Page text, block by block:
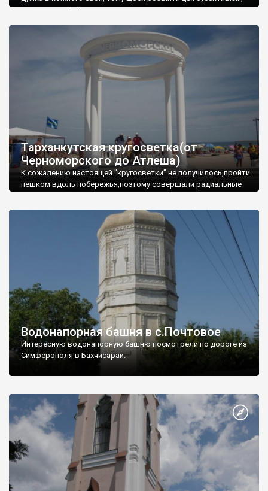
запрошую відвідати це
Тарханкутская кругосветка(от
Черноморского до Атлеша)
К сожалению настоящей "кругосветки" не получилось,пройти
пешком вдоль побережья,поэтому совершали радиальные
Водонапорная башня в с.Почтовое
Интересную водонапорную башню посмотрели по дороге из
Симферополя в Бахчисарай.